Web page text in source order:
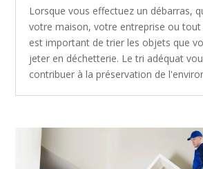
Lorsque vous effectuez un débarras,
votre maison, votre entreprise ou tout
est important de trier les objets que
jeter en déchetterie. Le tri adéquat
contribuer à la préservation de